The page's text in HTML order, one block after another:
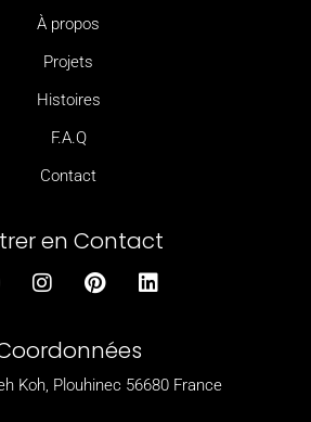
À propos
Projets
Histoires
F.A.Q
Contact
en Contact
I
n
a
g
r
P
i
e
r
L
i
d
Koh, Plouhinec 56680 France